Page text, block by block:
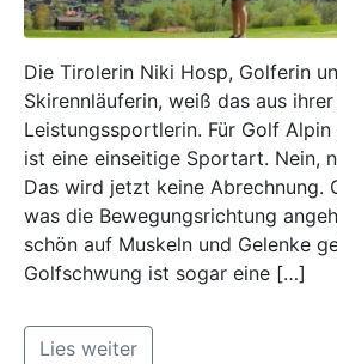
Die Tirolerin Niki Hosp, Golferin
Skirennläuferin, weiß das aus
Leistungssportlerin. Für Golf
ist eine einseitige Sportart. Nein,
Das wird jetzt keine Abrechnung.
was die Bewegungsrichtung
schön auf Muskeln und Gelenke
Golfschwung ist sogar eine […]
Lies weiter